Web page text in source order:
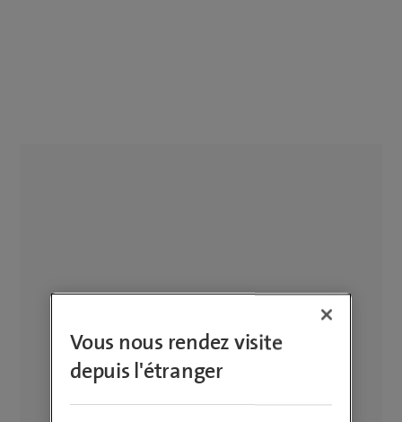
Vous nous rendez visite
depuis l'étranger